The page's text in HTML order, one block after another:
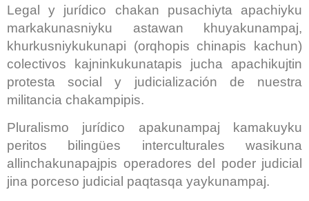
Legal y jurídico chakan pusachiyta apachiyku
markakunasniyku astawan khuyakunampaj,
khurkusniykukunapi (orqhopis chinapis kachun)
colectivos kajninkukunatapis jucha apachikujtin
protesta social y judicialización de nuestra
militancia chakampipis.
Pluralismo jurídico apakunampaj kamakuyku
peritos bilingües interculturales wasikuna
allinchakunapajpis operadores del poder judicial
jina porceso judicial paqtasqa yaykunampaj.